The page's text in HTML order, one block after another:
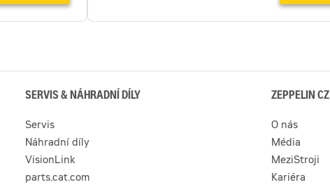
SERVIS & NÁHRADNÍ DÍLY
Servis
Náhradní díly
VisionLink
parts.cat.com
ZEPPELIN CZ
O nás
Média
MeziStroji
Kariéra